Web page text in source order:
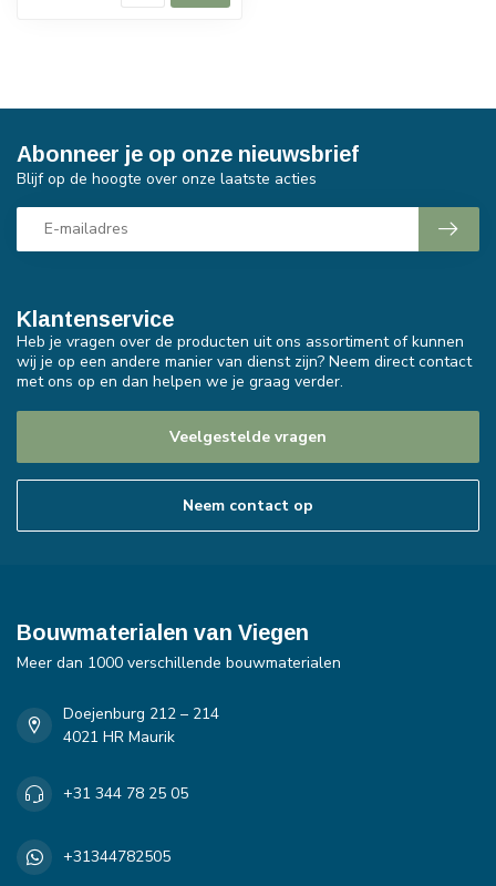
Klantenservice
Heb je vragen over de producten uit ons assortiment of kunnen
wij je op een andere manier van dienst zijn? Neem direct contact
met ons op en dan helpen we je graag verder.
Veelgestelde vragen
Neem contact op
Abonneer je op onze nieuwsbrief
Blijf op de hoogte over onze laatste acties
Bouwmaterialen van Viegen
Meer dan 1000 verschillende bouwmaterialen
Doejenburg 212 – 214
4021 HR Maurik
+31 344 78 25 05
+31344782505